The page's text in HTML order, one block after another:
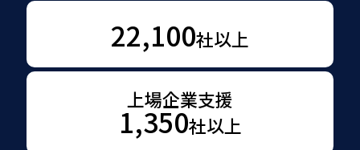
22,100社以上
上場企業支援
1,350社以上